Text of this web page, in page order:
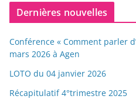
Dernières nouvelles
Conférence « Comment parler
mars 2026 à Agen
LOTO du 04 janvier 2026
Récapitulatif 4°trimestre 2025